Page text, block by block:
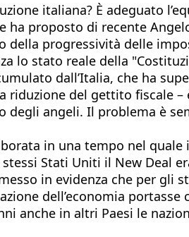
italiana? È adeguato
ha proposto di recente
della progressività delle
lo stato reale della
dall’Italia, che ha
riduzione del gettito fiscale
angeli. Il problema è
in una tempo nel
Stati Uniti il New Deal
in evidenza che per
dell’economia
anche in altri Paesi le